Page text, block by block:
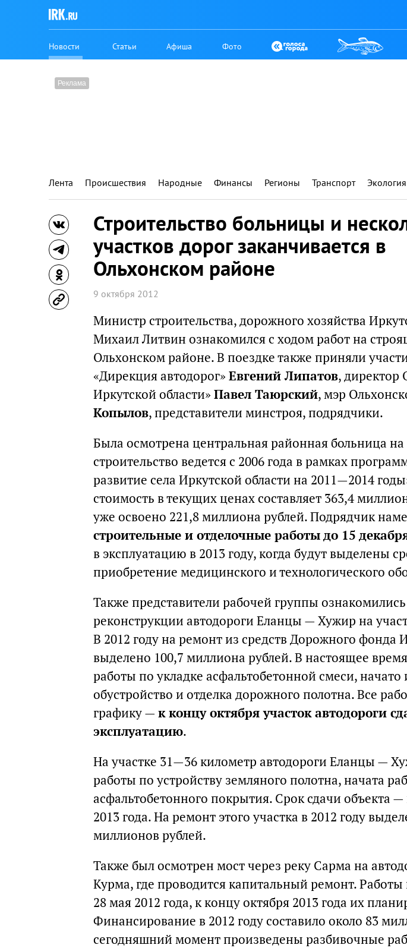
Новости Статьи Афиша Фото
Лента Происшествия Народные Финансы Регионы Транспорт Экология
Строительство больницы и
участков дорог заканчивается в
Ольхонском районе
9 октября 2012
Министр строительства, дорожного хозяйства
Михаил Литвин ознакомился с ходом работ на
Ольхонском районе. В поездке также приняли
«Дирекция автодорог»Евгений Липатов, директор
Иркутской области»Павел Таюрский, мэр
Копылов, представители минстроя, подрядчики.
Была осмотрена центральная районная больница на
строительство ведется с 2006 года в рамках
развитие села Иркутской области на 2011—2014
стоимость в текущих ценах составляет 363,4
уже освоено 221,8 миллиона рублей. Подрядчик
строительные и отделочные работы до 15
в эксплуатацию в 2013 году, когда будут выделены
приобретение медицинского и технологического
Также представители рабочей группы
реконструкции автодороги Еланцы — Хужир на
В 2012 году на ремонт из средств Дорожного фонда
выделено 100,7 миллиона рублей. В настоящее
работы по укладке асфальтобетонной смеси,
обустройство и отделка дорожного полотна. Все
графику —к концу октября участок автодороги
эксплуатацию.
На участке 31—36 километр автодороги Еланцы —
работы по устройству земляного полотна, начата
асфальтобетонного покрытия. Срок сдачи объекта
2013 года. На ремонт этого участка в 2012 году
миллионов рублей.
Также был осмотрен мост через реку Сарма на
Курма, где проводится капитальный ремонт. Работы
28 мая 2012 года, к концу октября 2013 года их
Финансирование в 2012 году составило около 83
сегодняшний момент произведены разбивочные